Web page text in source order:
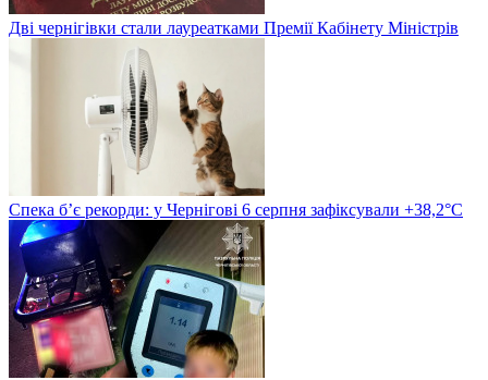
Дві чернігівки стали лауреатками Премії Кабінету Міністрів
Спека б’є рекорди: у Чернігові 6 серпня зафіксували +38,2°С